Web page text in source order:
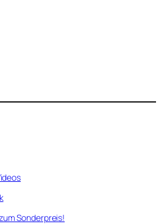
Sonderpreis!